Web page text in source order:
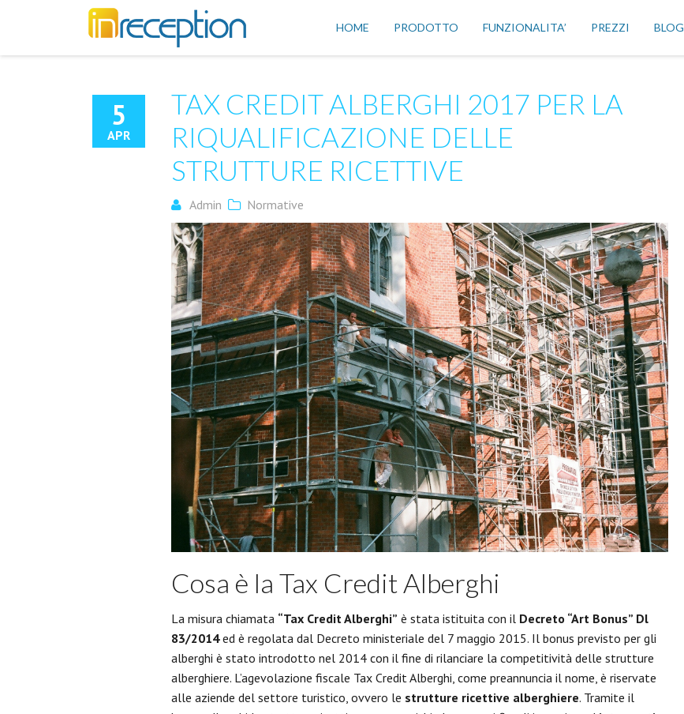
HOME PRODOTTO FUNZIONALITA’ PREZZI BLOG
TAX CREDIT ALBERGHI 2017 PER LA
RIQUALIFICAZIONE DELLE
STRUTTURE RICETTIVE
5
APR
Admin Normative
Cosa è la Tax Credit Alberghi
La misura chiamata “Tax Credit Alberghi” è stata istituita con il Decreto “Art Bonus” Dl
83/2014ed è regolata dal Decreto ministeriale del 7 maggio 2015. Il bonus previsto per gli
alberghi è stato introdotto nel 2014 con il fine di rilanciare la competitività delle strutture
alberghiere. L’agevolazione fiscale Tax Credit Alberghi, come preannuncia il nome, è riservate
alle aziende del settore turistico, ovvero le strutture ricettive alberghiere. Tramite il